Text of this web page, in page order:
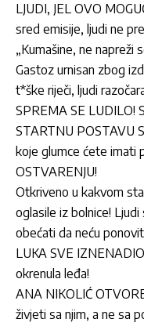
LJUDI, JEL OVO
sred emisije, ljudi ne
„Kumašine, ne napreži
Gastoz urnisan zbog
t*ške riječi, ljudi
SPREMA SE LUDILO!
STARTNU POSTAVU
koje glumce ćete imati
OSTVARENJU!
Otkriveno u kakvom
oglasile iz bolnice!
obećati da neću
LUKA SVE
okrenula leđa!
ANA NIKOLIĆ
živjeti sa njim, a ne sa